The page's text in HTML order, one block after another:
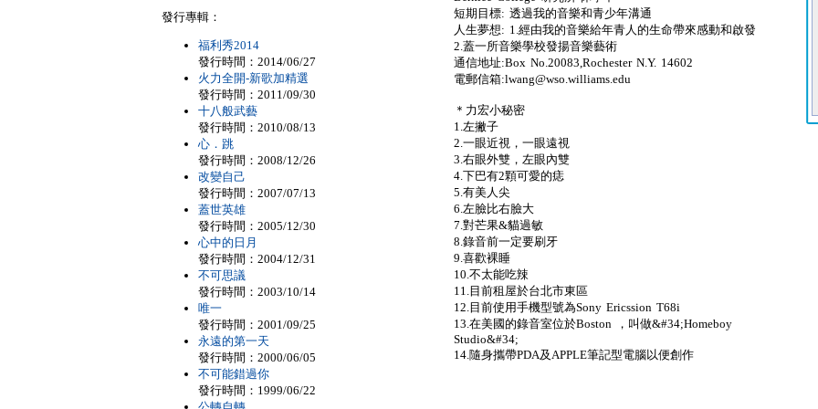
短期目標: 透過我的音樂和青少年溝通
人生夢想: 1.經由我的音樂給年青人的生命帶來感動和啟發
2.蓋一所音樂學校發揚音樂藝術
通信地址:Box No.20083,Rochester N.Y. 14602
電郵信箱:lwang@wso.williams.edu
＊力宏小秘密
1.左撇子
2.一眼近視，一眼遠視
3.右眼外雙，左眼內雙
4.下巴有2顆可愛的痣
5.有美人尖
6.左臉比右臉大
7.對芒果&貓過敏
8.錄音前一定要刷牙
9.喜歡裸睡
10.不太能吃辣
11.目前租屋於台北市東區
12.目前使用手機型號為Sony Ericssion T68i
13.在美國的錄音室位於Boston ，叫做&#34;Homeboy
Studio&#34;
14.隨身攜帶PDA及APPLE筆記型電腦以便創作
發行專輯：
福利秀2014
發行時間：2014/06/27
火力全開-新歌加精選
發行時間：2011/09/30
十八般武藝
發行時間：2010/08/13
心．跳
發行時間：2008/12/26
改變自己
發行時間：2007/07/13
蓋世英雄
發行時間：2005/12/30
心中的日月
發行時間：2004/12/31
不可思議
發行時間：2003/10/14
唯一
發行時間：2001/09/25
永遠的第一天
發行時間：2000/06/05
不可能錯過你
發行時間：1999/06/22